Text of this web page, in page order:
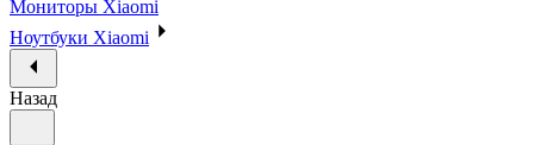
Мониторы Xiaomi
Ноутбуки Xiaomi
Назад